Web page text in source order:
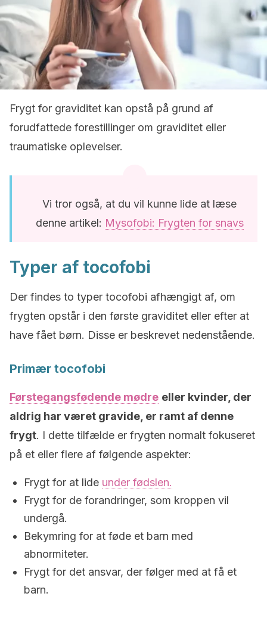
Frygt for graviditet kan opstå på grund af
forudfattede forestillinger om graviditet eller
traumatiske oplevelser.
Vi tror også, at du vil kunne lide at læse
denne artikel: Mysofobi: Frygten for snavs
Typer af tocofobi
Der findes to typer tocofobi afhængigt af, om
frygten opstår i den første graviditet eller efter at
have fået børn. Disse er beskrevet nedenstående.
Primær tocofobi
Førstegangsfødende mødre eller kvinder, der
aldrig har været gravide, er ramt af denne
frygt. I dette tilfælde er frygten normalt fokuseret
på et eller flere af følgende aspekter:
Frygt for at lide under fødslen.
Frygt for de forandringer, som kroppen vil
undergå.
Bekymring for at føde et barn med
abnormiteter.
Frygt for det ansvar, der følger med at få et
barn.